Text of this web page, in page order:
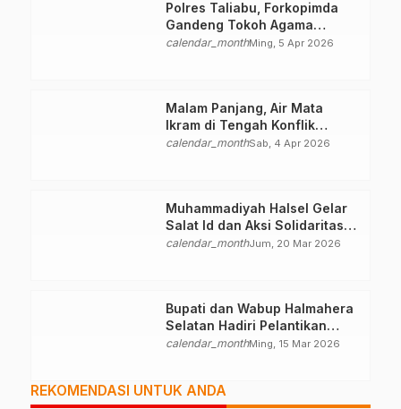
Polres Taliabu, Forkopimda
Gandeng Tokoh Agama
Deklarasikan Damai
calendar_monthMing, 5 Apr 2026
Malam Panjang, Air Mata
Ikram di Tengah Konflik
Halteng
calendar_monthSab, 4 Apr 2026
Muhammadiyah Halsel Gelar
Salat Id dan Aksi Solidaritas
Palestina
calendar_monthJum, 20 Mar 2026
Bupati dan Wabup Halmahera
Selatan Hadiri Pelantikan
Mabiran Pramuka se-Kwarcab
calendar_monthMing, 15 Mar 2026
REKOMENDASI UNTUK ANDA